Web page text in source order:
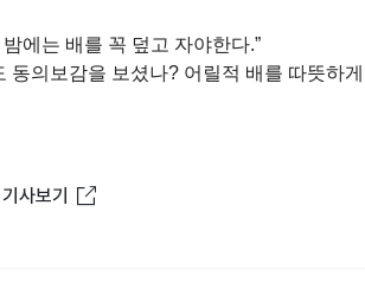
밤에는 배를 꼭 덮고 자야한다.”
동의보감을 보셨나? 어릴적 배를 따뜻하
사보기 새창열림